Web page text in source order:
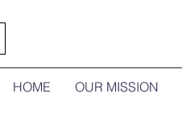
HOME OUR MISSION